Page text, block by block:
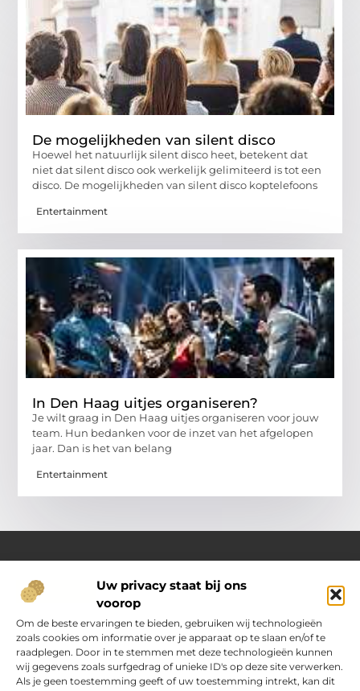
Uw privacy staat bij ons
voorop
Om de beste ervaringen te bieden, gebruiken wij technologieën
zoals cookies om informatie over je apparaat op te slaan en/of te
raadplegen. Door in te stemmen met deze technologieën kunnen
wij gegevens zoals surfgedrag of unieke ID's op deze site verwerken.
Als je geen toestemming geeft of uw toestemming intrekt, kan dit
De mogelijkheden van silent disco
Hoewel het natuurlijk silent disco heet, betekent dat
niet dat silent disco ook werkelijk gelimiteerd is tot een
disco. De mogelijkheden van silent disco koptelefoons
Entertainment
In Den Haag uitjes organiseren?
Je wilt graag in Den Haag uitjes organiseren voor jouw
team. Hun bedanken voor de inzet van het afgelopen
jaar. Dan is het van belang
Entertainment
Over Oranje-web.nl
Dé plek voor praktische inzichten en dagelijkse inspiratie
Verken een gevarieerd aanbod aan artikelen en blogs
boordevol handige tips, slimme ideeën en verrassende
inzichten. Alles om jouw dagelijks leven nét wat eenvoudiger
en leuker te maken.